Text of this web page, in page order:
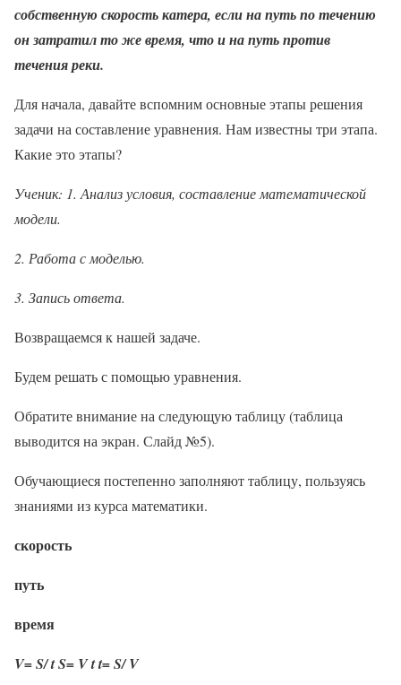
собственную скорость катера, если на путь по течению
он затратил то же время, что и на путь против
течения реки.
Для начала, давайте вспомним основные этапы решения
задачи на составление уравнения. Нам известны три этапа.
Какие это этапы?
Ученик: 1. Анализ условия, составление математической
модели.
2. Работа с моделью.
3. Запись ответа.
Возвращаемся к нашей задаче.
Будем решать с помощью уравнения.
Обратите внимание на следующую таблицу (таблица
выводится на экран. Слайд №5).
Обучающиеся постепенно заполняют таблицу, пользуясь
знаниями из курса математики.
скорость
путь
время
V= S/ tS= V tt= S/ V